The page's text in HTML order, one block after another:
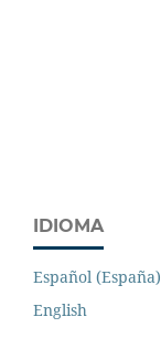
IDIOMA
Español (España)
English